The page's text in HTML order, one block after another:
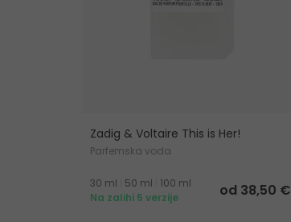
Zadig & Voltaire This is Her!
Parfemska voda
30 ml 50 ml
100 ml
Na zalihi 5 verzije
od 38,50 €